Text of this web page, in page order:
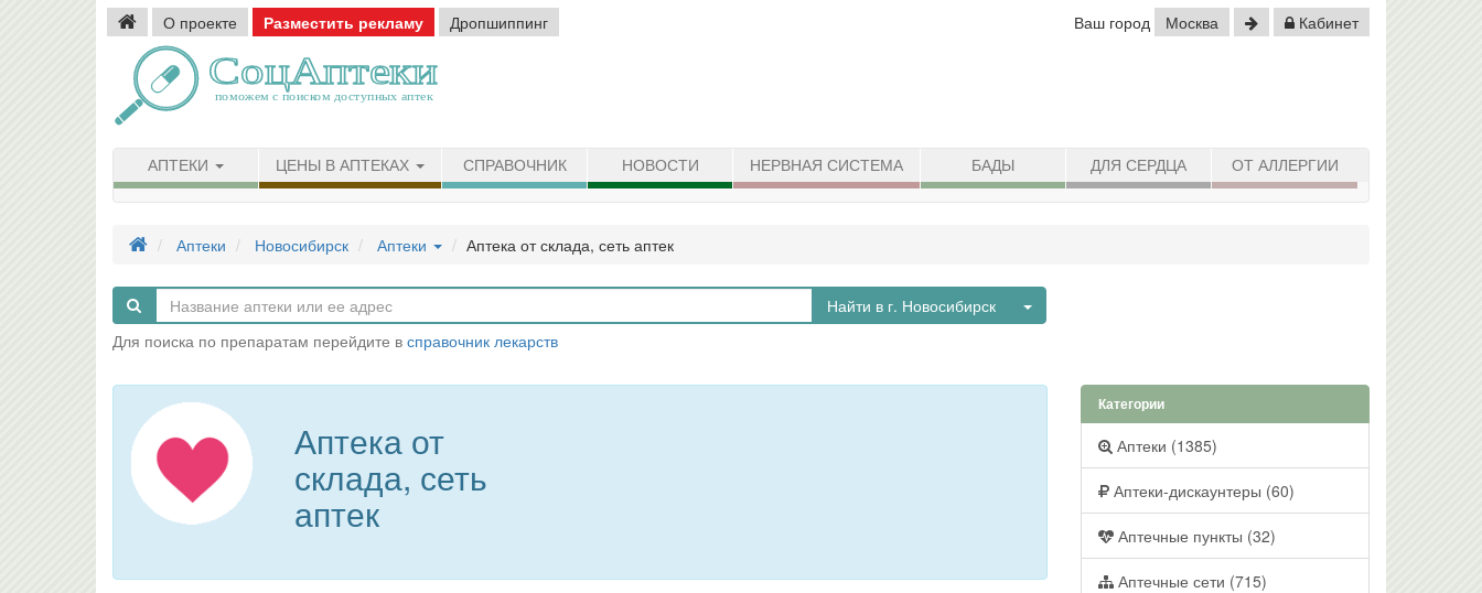
О проекте Разместить рекламу Дропшиппинг Ваш город Москва Кабинет
АПТЕКИ ЦЕНЫ В АПТЕКАХ СПРАВОЧНИК НОВОСТИ НЕРВНАЯ СИСТЕМА БАДЫ ДЛЯ СЕРДЦА ОТ АЛЛЕРГИИ
Аптеки Новосибирск Аптеки Аптека от склада, сеть аптек
Найти в г. Новосибирск
Toggle Dropdown
Для поиска по препаратам перейдите в справочник лекарств
Аптека от
склада, сеть
аптек
Категории
Аптеки (1385)
Аптеки-дискаунтеры (60)
Аптечные пункты (32)
Аптечные сети (715)